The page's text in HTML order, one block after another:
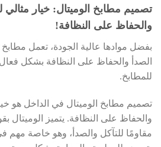
تصميم مطابخ الوميتال: خيار مثالي
والحفاظ على النظافة!
بفضل موادها عالية الجودة، تعمل
الصدأ والحفاظ على النظافة بشكل فعال،
للمطابخ.
تصميم مطابخ الوميتال في الداخل هو
والحفاظ على النظافة. يتميز الوميتال
مقاومًا للتآكل والصدأ، وهو خاصة مهم